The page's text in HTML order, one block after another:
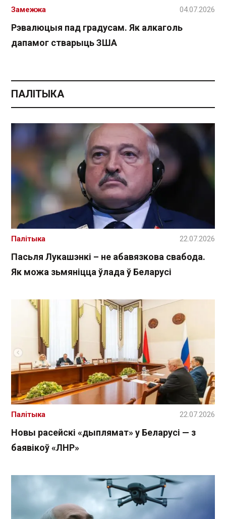
Рэвалюцыя пад градусам. Як алкаголь
дапамог стварыць ЗША
Замежжа 04.07.2026
ПАЛІТЫКА
Пасьля Лукашэнкі – не абавязкова свабода.
Як можа зьмяніцца ўлада ў Беларусі
Палітыка 22.07.2026
Новы расейскі «дыплямат» у Беларусі — з
баявікоў «ЛНР»
Палітыка 22.07.2026